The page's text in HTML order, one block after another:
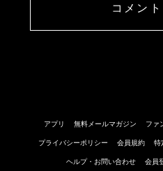
コメン
アプリ 無料メールマガジン ファ
プライバシーポリシー 会員規約 特
ヘルプ・お問い合わせ 会員